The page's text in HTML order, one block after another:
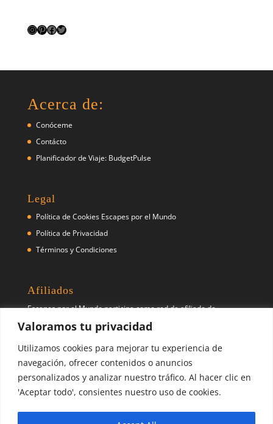
Valoramos tu privacidad
Utilizamos cookies para mejorar tu experiencia de
navegación, ofrecer contenidos o anuncios
personalizados y analizar nuestro tráfico. Al hacer clic en
'Aceptar todo', consientes nuestro uso de cookies.
Instagram
Pinterest
Facebook
Twitter
Acerca de:
Conóceme
Contácto
Planificador de Viaje: BudgetPulse
Legal
Política de Cookies Escapes por el Mundo
Política de Privacidad
Términos y Condiciones
Afiliados
Escapes por el Mundo participa como red de afiliado de
diferentes empresas y prestadores de servicios de viaje como
(pero no exclusivo) Booking.com, Skyscanner, Civitatis, entre
otros.
Síguenos
PinterestX Instagram